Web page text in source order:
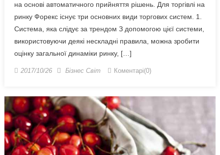
на основі автоматичного прийняття рішень. Для торгівлі на
ринку Форекс існує три основних види торгових систем. 1.
Система, яка слідує за трендом З допомогою цієї системи,
використовуючи деякі нескладні правила, можна зробити
оцінку загальної динаміки ринку, […]
2017/10/26 Бізнес Світ Коментарі(0)